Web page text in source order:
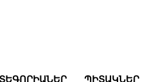
ՊԻՏԱԿՆԵՐ